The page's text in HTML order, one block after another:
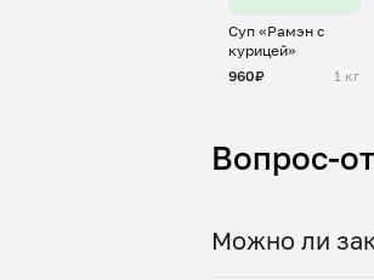
Суп «Рамэн с
курицей»
960₽
1 кг
Вопрос-
Можно ли